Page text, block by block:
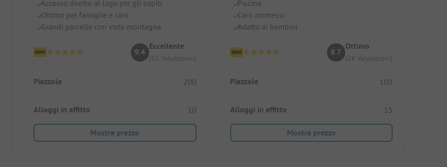
Accesso diretto al lago per gli ospiti
Ottimo per famiglie e cani
Grandi parcelle con vista montagna
9.4
Eccellente
(15 Valutazioni)
Piazzole 200
Alloggi in affitto 10
Mostra prezzo
Piscina
Cani ammessi
Adatto ai bambini
8.7
Ottimo
(28 Valutazioni)
Piazzole 109
Alloggi in affitto 15
Mostra prezzo